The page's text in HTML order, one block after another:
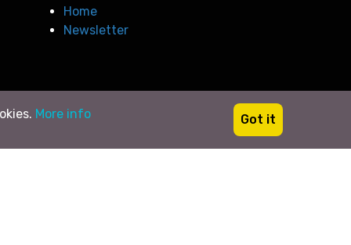
Home
Newsletter
More info Got it